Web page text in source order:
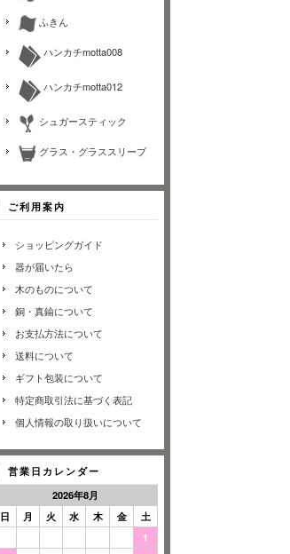
ふきん
ハンカチmotta008
ハンカチmotta012
シュガースティック
グラス・グラススリーブ
ご利用案内
ショッピングガイド
器が届いたら
木のものについて
銅・真鍮について
お支払方法について
送料について
ギフト包装について
特定商取引法に基づく表記
個人情報の取り扱いについて
営業日カレンダー
2026年8月
日
月 火 水 木 金
土
1